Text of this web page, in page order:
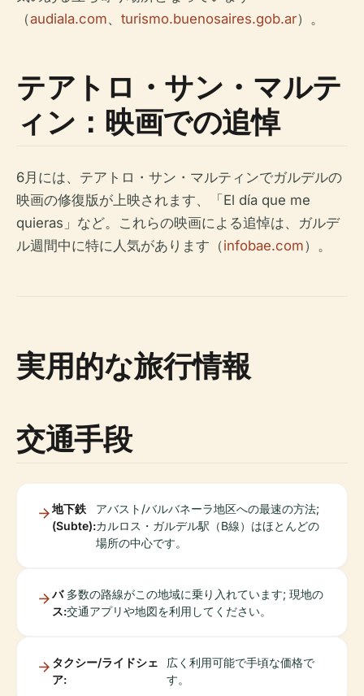
（audiala.com、 turismo.buenosaires.gob.ar）。
テアトロ・サン・マルテ
ィン：映画での追悼
6月には、テアトロ・サン・マルティンでガルデルの
映画の修復版が上映されます、「El día que me
quieras」など。これらの映画による追悼は、ガルデ
ル週間中に特に人気があります（infobae.com）。
実用的な旅行情報
交通手段
地下鉄
(Subte):
アバスト/バルバネーラ地区への最速の方法;
カルロス・ガルデル駅（B線）はほとんどの
場所の中心です。
バ
ス:
多数の路線がこの地域に乗り入れています; 現地の
交通アプリや地図を利用してください。
タクシー/ライドシェ
ア:
広く利用可能で手頃な価格で
す。